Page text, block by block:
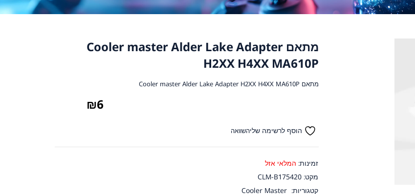
מתאם Cooler master Alder Lake Adapter
H2XX H4XX MA610P
מתאם Cooler master Alder Lake Adapter H2XX H4XX MA610P
₪6
הוסף לרשימה שליהשוואה
זמינות: המלאי אזל
מקט: CLM-B175420
קטגוריות: Cooler Master